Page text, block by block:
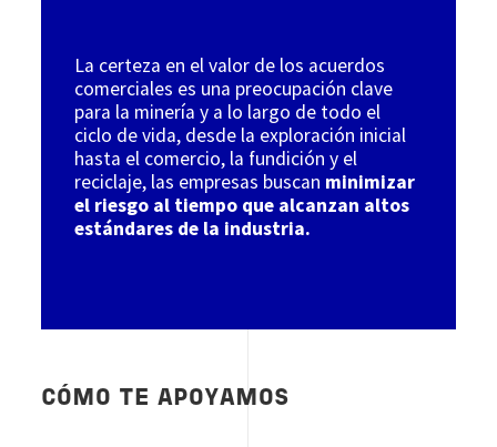
La certeza en el valor de los acuerdos
comerciales es una preocupación clave
para la minería y a lo largo de todo el
ciclo de vida, desde la exploración inicial
hasta el comercio, la fundición y el
reciclaje, las empresas buscan minimizar
el riesgo al tiempo que alcanzan altos
estándares de la industria.
CÓMO TE APOYAMOS